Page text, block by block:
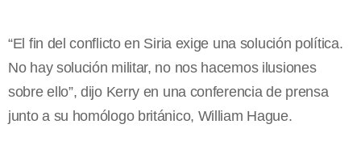
“El fin del conflicto en Siria exige una solución política.
No hay solución militar, no nos hacemos ilusiones
sobre ello”, dijo Kerry en una conferencia de prensa
junto a su homólogo británico, William Hague.